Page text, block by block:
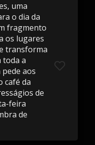
uma
o dia da
fragmento
os lugares
transforma
toda a
aos
café da
de
feira
de